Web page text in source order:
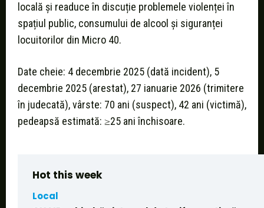
locală și readuce în discuție problemele violenței în
spațiul public, consumului de alcool și siguranței
locuitorilor din Micro 40.
Date cheie: 4 decembrie 2025 (dată incident), 5
decembrie 2025 (arestat), 27 ianuarie 2026 (trimitere
în judecată), vârste: 70 ani (suspect), 42 ani (victimă),
pedeapsă estimată: ≥25 ani închisoare.
Hot this week
Local